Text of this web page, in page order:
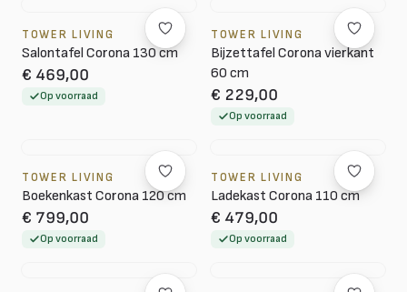
TOWER LIVING
Salontafel Corona 130 cm
€ 469,00
Op voorraad
TOWER LIVING
Bijzettafel Corona vierkant
60 cm
€ 229,00
Op voorraad
TOWER LIVING
Boekenkast Corona 120 cm
€ 799,00
Op voorraad
TOWER LIVING
Ladekast Corona 110 cm
€ 479,00
Op voorraad